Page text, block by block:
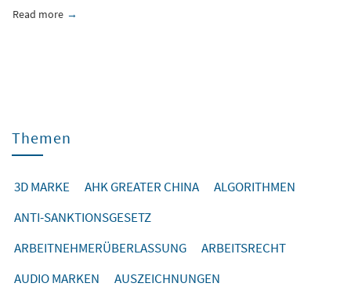
Read more about Die Welt vom 30.04.2015; Interview mit Daniel Albrecht
Themen
3D MARKE AHK GREATER CHINA
ALGORITHMEN
ANTI-SANKTIONSGESETZ
ARBEITNEHMERÜBERLASSUNG
ARBEITSRECHT
AUDIO MARKEN
AUSZEICHNUNGEN